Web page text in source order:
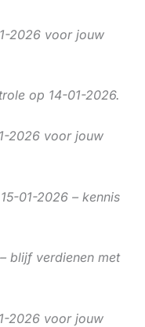
2026 voor jouw
op 14-01-2026.
2026 voor jouw
01-2026 – kennis
blijf verdienen met
2026 voor jouw